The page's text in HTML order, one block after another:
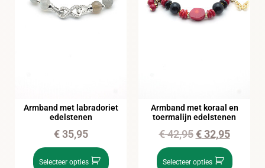
Armband met labradoriet
edelstenen
€35,95
Selecteer opties
Armband met koraal en
toermalijn edelstenen
€42,95 €32,95
Selecteer opties